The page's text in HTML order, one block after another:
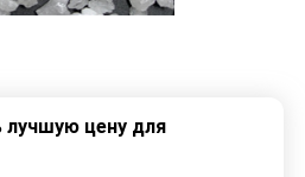
лучшую цену для